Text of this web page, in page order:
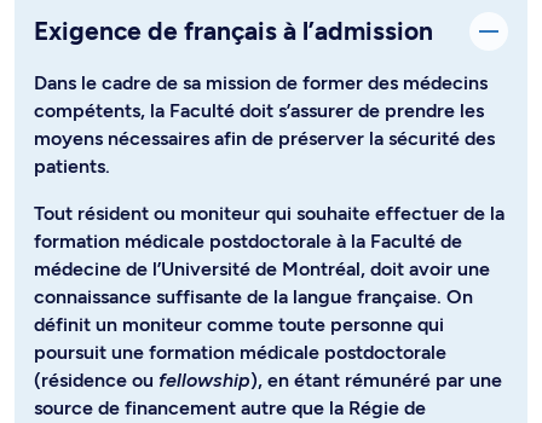
Exigence de français à l’admission
Dans le cadre de sa mission de former des médecins
compétents, la Faculté doit s’assurer de prendre les
moyens nécessaires afin de préserver la sécurité des
patients.
Tout résident ou moniteur qui souhaite effectuer de la
formation médicale postdoctorale à la Faculté de
médecine de l’Université de Montréal, doit avoir une
connaissance suffisante de la langue française. On
définit un moniteur comme toute personne qui
poursuit une formation médicale postdoctorale
(résidence ou fellowship), en étant rémunéré par une
source de financement autre que la Régie de